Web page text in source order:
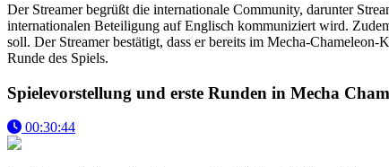
Der Streamer begrüßt die internationale Community, darunter
internationalen Beteiligung auf Englisch kommuniziert wird.
soll. Der Streamer bestätigt, dass er bereits im Mecha-
Runde des Spiels.
Spielevorstellung und erste Runden in Mecha
00:30:44